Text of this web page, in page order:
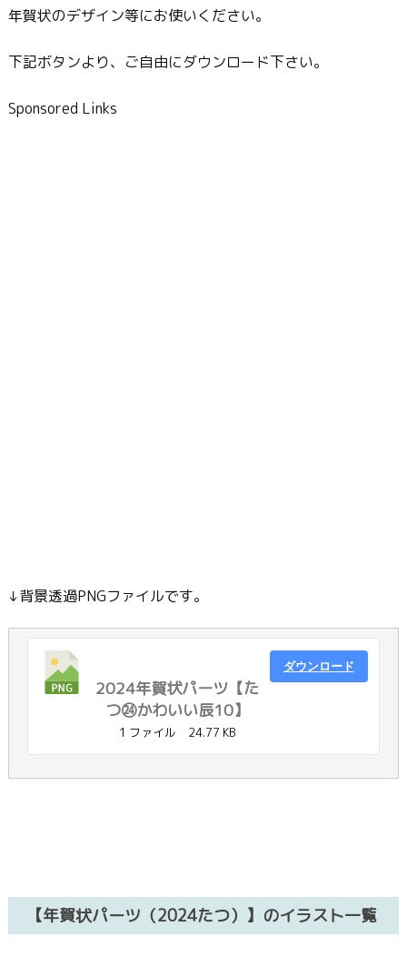
年賀状のデザイン等にお使いください。
下記ボタンより、ご自由にダウンロード下さい。
Sponsored Links
↓背景透過PNGファイルです。
2024年賀状パーツ【た
つ㉔かわいい辰10】
1 ファイル 24.77 KB
ダウンロード
【年賀状パーツ（2024たつ）】のイラスト一覧